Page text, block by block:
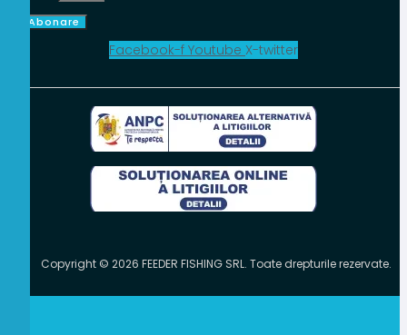
Abonare
Facebook-f Youtube X-twitter
Copyright © 2026 FEEDER FISHING SRL. Toate drepturile rezervate.